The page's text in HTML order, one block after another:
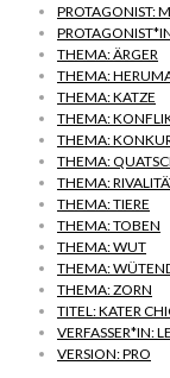
PROTAGONIST:
THEMA: ÄRGER
THEMA:
THEMA: KATZE
THEMA:
THEMA:
THEMA:
THEMA:
THEMA: TIERE
THEMA: TOBEN
THEMA: WUT
THEMA:
THEMA: ZORN
TITEL: KATER
VERFASSER*IN:
VERSION: PRO